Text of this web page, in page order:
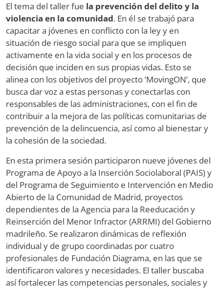
El tema del taller fue la prevención del delito y la
violencia en la comunidad. En él se trabajó para
capacitar a jóvenes en conflicto con la ley y en
situación de riesgo social para que se impliquen
activamente en la vida social y en los procesos de
decisión que inciden en sus propias vidas. Esto se
alinea con los objetivos del proyecto ‘MovingON’, que
busca dar voz a estas personas y conectarlas con
responsables de las administraciones, con el fin de
contribuir a la mejora de las políticas comunitarias de
prevención de la delincuencia, así como al bienestar y
la cohesión de la sociedad.
En esta primera sesión participaron nueve jóvenes del
Programa de Apoyo a la Inserción Sociolaboral (PAIS) y
del Programa de Seguimiento e Intervención en Medio
Abierto de la Comunidad de Madrid, proyectos
dependientes de la Agencia para la Reeducación y
Reinserción del Menor Infractor (ARRMI) del Gobierno
madrileño. Se realizaron dinámicas de reflexión
individual y de grupo coordinadas por cuatro
profesionales de Fundación Diagrama, en las que se
identificaron valores y necesidades. El taller buscaba
así fortalecer las competencias personales, sociales y